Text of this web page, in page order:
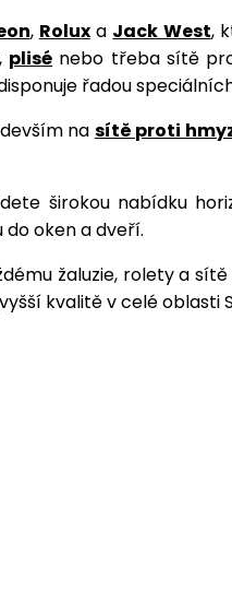
, Roluxa Jack West,
plisé nebo třeba sítě
řadou
na sítě proti
širokou nabídku
oken a dveří.
žaluzie, rolety a
kvalitě v celé oblasti